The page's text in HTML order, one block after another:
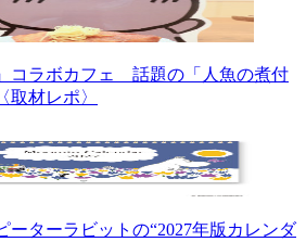
コラボカフェ 話題の「人魚の煮付
取材レポ〉
ーターラビットの“2027年版カレンダ